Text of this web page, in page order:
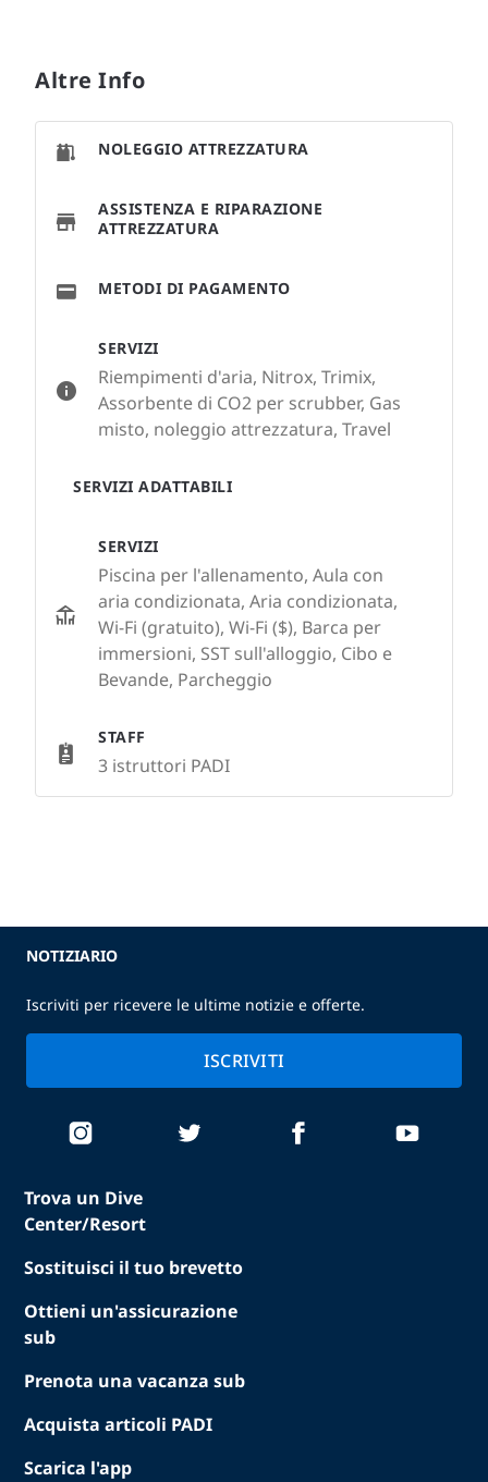
Altre Info
SERVIZI
Riempimenti d'aria, Nitrox, Trimix,
Assorbente di CO2 per scrubber, Gas
misto, noleggio attrezzatura, Travel
SERVIZI ADATTABILI
SERVIZI
Piscina per l'allenamento, Aula con
aria condizionata, Aria condizionata,
Wi-Fi (gratuito), Wi-Fi ($), Barca per
immersioni, SST sull'alloggio, Cibo e
Bevande, Parcheggio
STAFF
3 istruttori PADI
NOLEGGIO ATTREZZATURA
ASSISTENZA E RIPARAZIONE
ATTREZZATURA
METODI DI PAGAMENTO
Trova un Dive
Center/Resort
Sostituisci il tuo brevetto
Ottieni un'assicurazione
sub
Prenota una vacanza sub
Acquista articoli PADI
Scarica l'app
NOTIZIARIO
Iscriviti per ricevere le ultime notizie e offerte.
ISCRIVITI